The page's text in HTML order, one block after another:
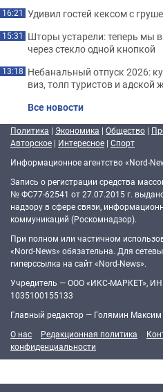
16:21 Удивил гостей кексом с
15:31 Шторы устарели: теперь мы
через стекло одной кнопкой
13:18 Небанальный отпуск 2026:
виз, толп туристов и адской
Все новости
Политика | Экономика | Общество |
Авторское | Интересное | Спорт
Информационное агентство «Nord-
Запись о регистрации средства
№ ФС77-62541 от 27.07.2015 г.
надзору в сфере связи,
коммуникаций (Роскомнадзор).
При полном или частичном
«Nord-News» обязательна. Для
гиперссылка на сайт «Nord-News».
Учредитель — ООО «ИКС-МАРКЕТ»,
1035100155133
Главный редактор — Голямин Максим
О нас
Редакционная политика
конфиденциальности